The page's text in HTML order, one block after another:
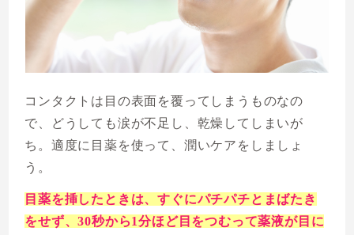
コンタクトは目の表面を覆ってしまうものなの
で、どうしても涙が不足し、乾燥してしまいが
ち。適度に目薬を使って、潤いケアをしましょ
う。
目薬を挿したときは、すぐにパチパチとまばたき
をせず、30秒から1分ほど目をつむって薬液が目に